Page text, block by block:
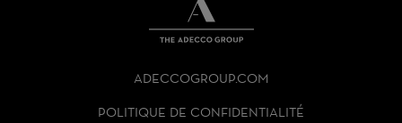
HOMEPAGE
ADECCOGROUP.COM
POLITIQUE DE CONFIDENTIALITÉ